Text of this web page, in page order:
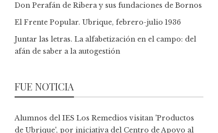
Don Perafán de Ribera y sus fundaciones de Bornos
El Frente Popular. Ubrique, febrero-julio 1936
Juntar las letras. La alfabetización en el campo: del
afán de saber a la autogestión
FUE NOTICIA
Alumnos del IES Los Remedios visitan 'Productos
de Ubrique', por iniciativa del Centro de Apoyo al